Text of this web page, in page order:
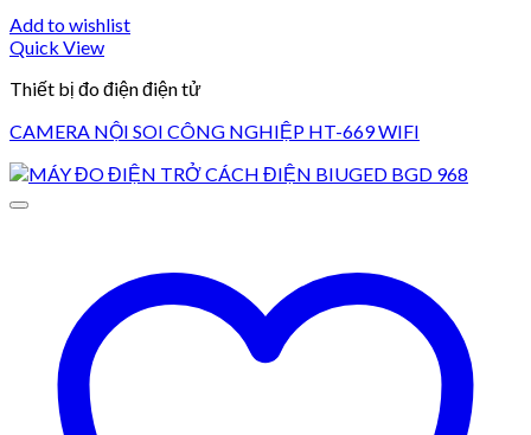
Add to wishlist
Quick View
Thiết bị đo điện điện tử
CAMERA NỘI SOI CÔNG NGHIỆP HT-669 WIFI